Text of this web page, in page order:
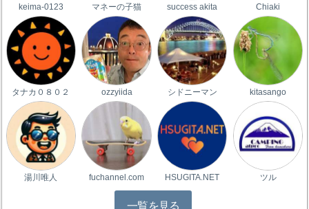
keima-0123 マネーの子猫 success akita Chiaki
タナカ０８０２ ozzyiida シドニーマン kitasango
湯川唯人 fuchannel.com HSUGITA.NET ツル
一覧を見る